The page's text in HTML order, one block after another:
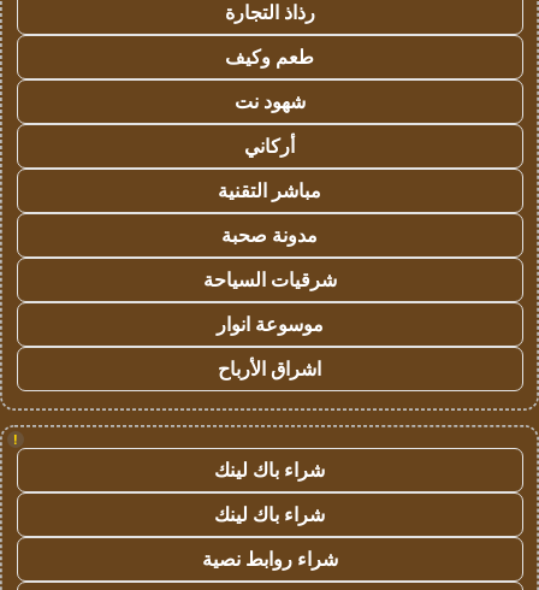
رذاذ التجارة
طعم وكيف
شهود نت
أركاني
مباشر التقنية
مدونة صحبة
شرقيات السياحة
موسوعة انوار
اشراق الأرباح
!
شراء باك لينك
شراء باك لينك
شراء روابط نصية